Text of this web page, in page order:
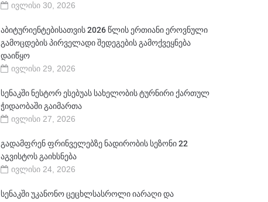
ივლისი 30, 2026
აბიტურიენტებისათვის 2026 წლის ერთიანი ეროვნული
გამოცდების პირველადი შედეგების გამოქვეყნება
დაიწყო
ივლისი 29, 2026
სენაკში ნესტორ ესებუას სახელობის ტურნირი ქართულ
ჭიდაობაში გაიმართა
ივლისი 27, 2026
გადამფრენ ფრინველებზე ნადირობის სეზონი 22
აგვისტოს გაიხსნება
ივლისი 24, 2026
სენაკში უკანონო ცეცხლსასროლი იარაღი და